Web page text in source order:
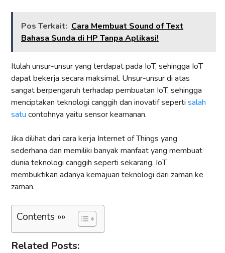
Pos Terkait: Cara Membuat Sound of Text
Bahasa Sunda di HP Tanpa Aplikasi!
Itulah unsur-unsur yang terdapat pada IoT, sehingga IoT
dapat bekerja secara maksimal. Unsur-unsur di atas
sangat berpengaruh terhadap pembuatan IoT, sehingga
menciptakan teknologi canggih dan inovatif seperti salah
satu contohnya yaitu sensor keamanan.
Jika dilihat dari cara kerja Internet of Things yang
sederhana dan memiliki banyak manfaat yang membuat
dunia teknologi canggih seperti sekarang. IoT
membuktikan adanya kemajuan teknologi dari zaman ke
zaman.
Contents »»
Related Posts: